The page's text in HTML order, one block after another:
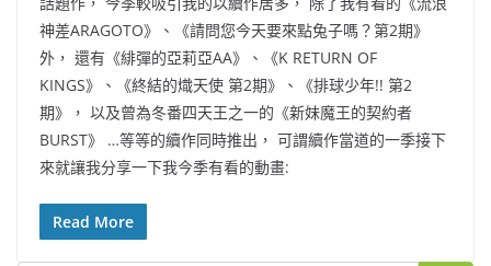
神差ARAGOTO》、《請問您今天要來點兔子嗎？第2期》
外， 還有《緋彈的亞莉亞AA》、《K RETURN OF
KINGS》、《終結的熾天使 第2期》、《排球少年!! 第2
期》， 以及曾為冬番四天王之一的《新妹魔王的契約者
BURST》 …等等的續作同時推出， 可謂續作當道的一季接下
來就讓我分享一下我今季有看的動畫:
Read More